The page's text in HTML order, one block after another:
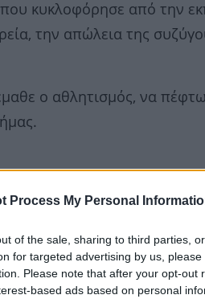
Process My Personal
of the sale, sharing to third parties,
for targeted advertising by us,
Please note that after your opt-out
based ads based on personal
κυκλοφόρησε από την
την απώλεια της
ο αθλητισμός, να